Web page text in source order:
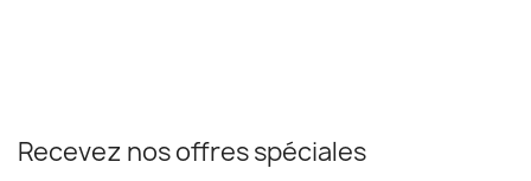
Recevez nos offres spéciales